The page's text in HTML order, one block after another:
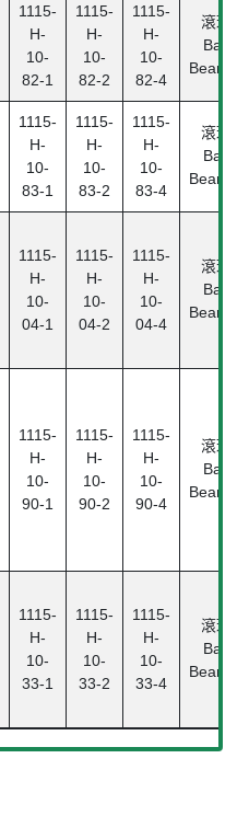
1115-
H-
10-
82-1
1115-
H-
10-
82-2
1115-
H-
10-
82-4
滾珠
Ball
Bearing
1115-
H-
10-
83-1
1115-
H-
10-
83-2
1115-
H-
10-
83-4
滾珠
Ball
Bearing
1115-
H-
10-
04-1
1115-
H-
10-
04-2
1115-
H-
10-
04-4
滾珠
Ball
Bearing
1115-
H-
10-
90-1
1115-
H-
10-
90-2
1115-
H-
10-
90-4
滾珠
Ball
Bearing
1115-
H-
10-
33-1
1115-
H-
10-
33-2
1115-
H-
10-
33-4
滾珠
Ball
Bearing